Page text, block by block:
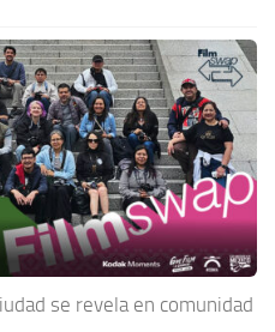
se revela en comunidad